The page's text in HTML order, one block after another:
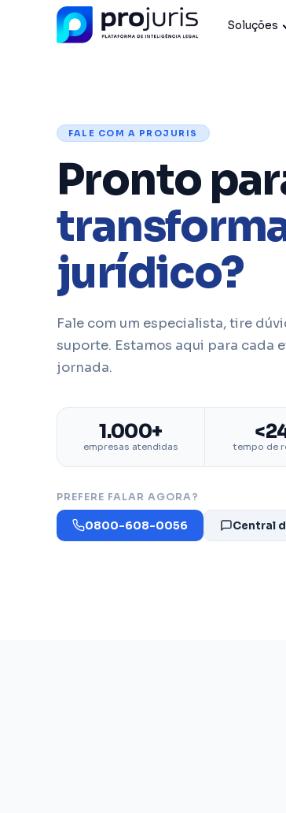
Soluções
FALE COM A PROJURIS
Pronto
jurídico?
Fale com um especialista, tire
suporte. Estamos aqui para cada
jornada.
1.000+
empresas atendidas tempo de
PREFERE FALAR AGORA?
0800-608-0056 Central